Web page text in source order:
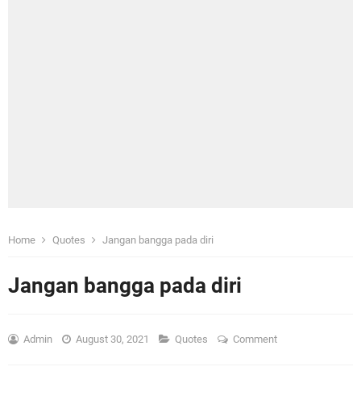
Home Quotes Jangan bangga pada diri
Jangan bangga pada diri
Admin August 30, 2021 Quotes Comment